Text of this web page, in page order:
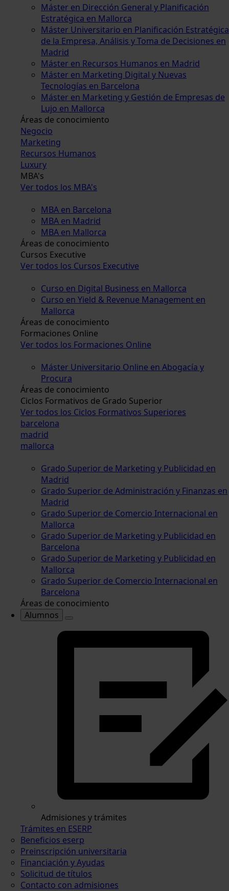
Máster en Dirección General y Planificación
Estratégica en Mallorca
Máster Universitario en Planificación Estratégica
de la Empresa, Análisis y Toma de Decisiones en
Madrid
Máster en Recursos Humanos en Madrid
Máster en Marketing Digital y Nuevas
Tecnologías en Barcelona
Máster en Marketing y Gestión de Empresas de
Lujo en Mallorca
Áreas de conocimiento
Negocio
Marketing
Recursos Humanos
Luxury
MBA's
Ver todos los MBA's
MBA en Barcelona
MBA en Madrid
MBA en Mallorca
Áreas de conocimiento
Cursos Executive
Ver todos los Cursos Executive
Curso en Digital Business en Mallorca
Curso en Yield & Revenue Management en
Mallorca
Áreas de conocimiento
Formaciones Online
Ver todos los Formaciones Online
Máster Universitario Online en Abogacía y
Procura
Áreas de conocimiento
Ciclos Formativos de Grado Superior
Ver todos los Ciclos Formativos Superiores
barcelona
madrid
mallorca
Grado Superior de Marketing y Publicidad en
Madrid
Grado Superior de Administración y Finanzas en
Madrid
Grado Superior de Comercio Internacional en
Mallorca
Grado Superior de Marketing y Publicidad en
Barcelona
Grado Superior de Marketing y Publicidad en
Mallorca
Grado Superior de Comercio Internacional en
Barcelona
Áreas de conocimiento
Alumnos
Admisiones y trámites
Trámites en ESERP
Beneficios eserp
Preinscripción universitaria
Financiación y Ayudas
Solicitud de títulos
Contacto con admisiones